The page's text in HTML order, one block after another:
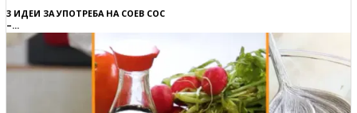
3 ИДЕИ ЗА УПОТРЕБА НА СОЕВ СОС
–...